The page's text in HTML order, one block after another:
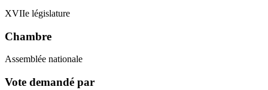
XVIIe législature
Chambre
Assemblée nationale
Vote demandé par